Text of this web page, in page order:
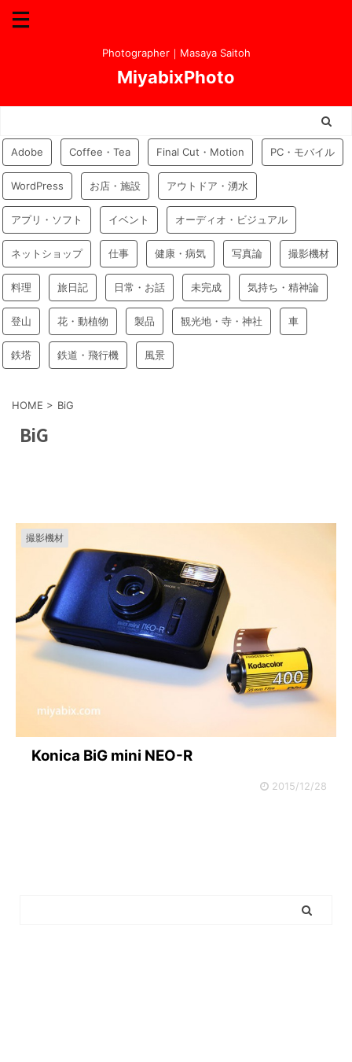
Photographer｜Masaya Saitoh
MiyabixPhoto
Adobe Coffee・Tea Final Cut・Motion PC・モバイル
WordPress お店・施設 アウトドア・湧水
アプリ・ソフト イベント オーディオ・ビジュアル
ネットショップ 仕事 健康・病気 写真論 撮影機材
料理 旅日記 日常・お話 未完成 気持ち・精神論
登山 花・動植物 製品 観光地・寺・神社 車
鉄塔 鉄道・飛行機 風景
HOME > BiG
BiG
撮影機材
Konica BiG mini NEO-R
2015/12/28